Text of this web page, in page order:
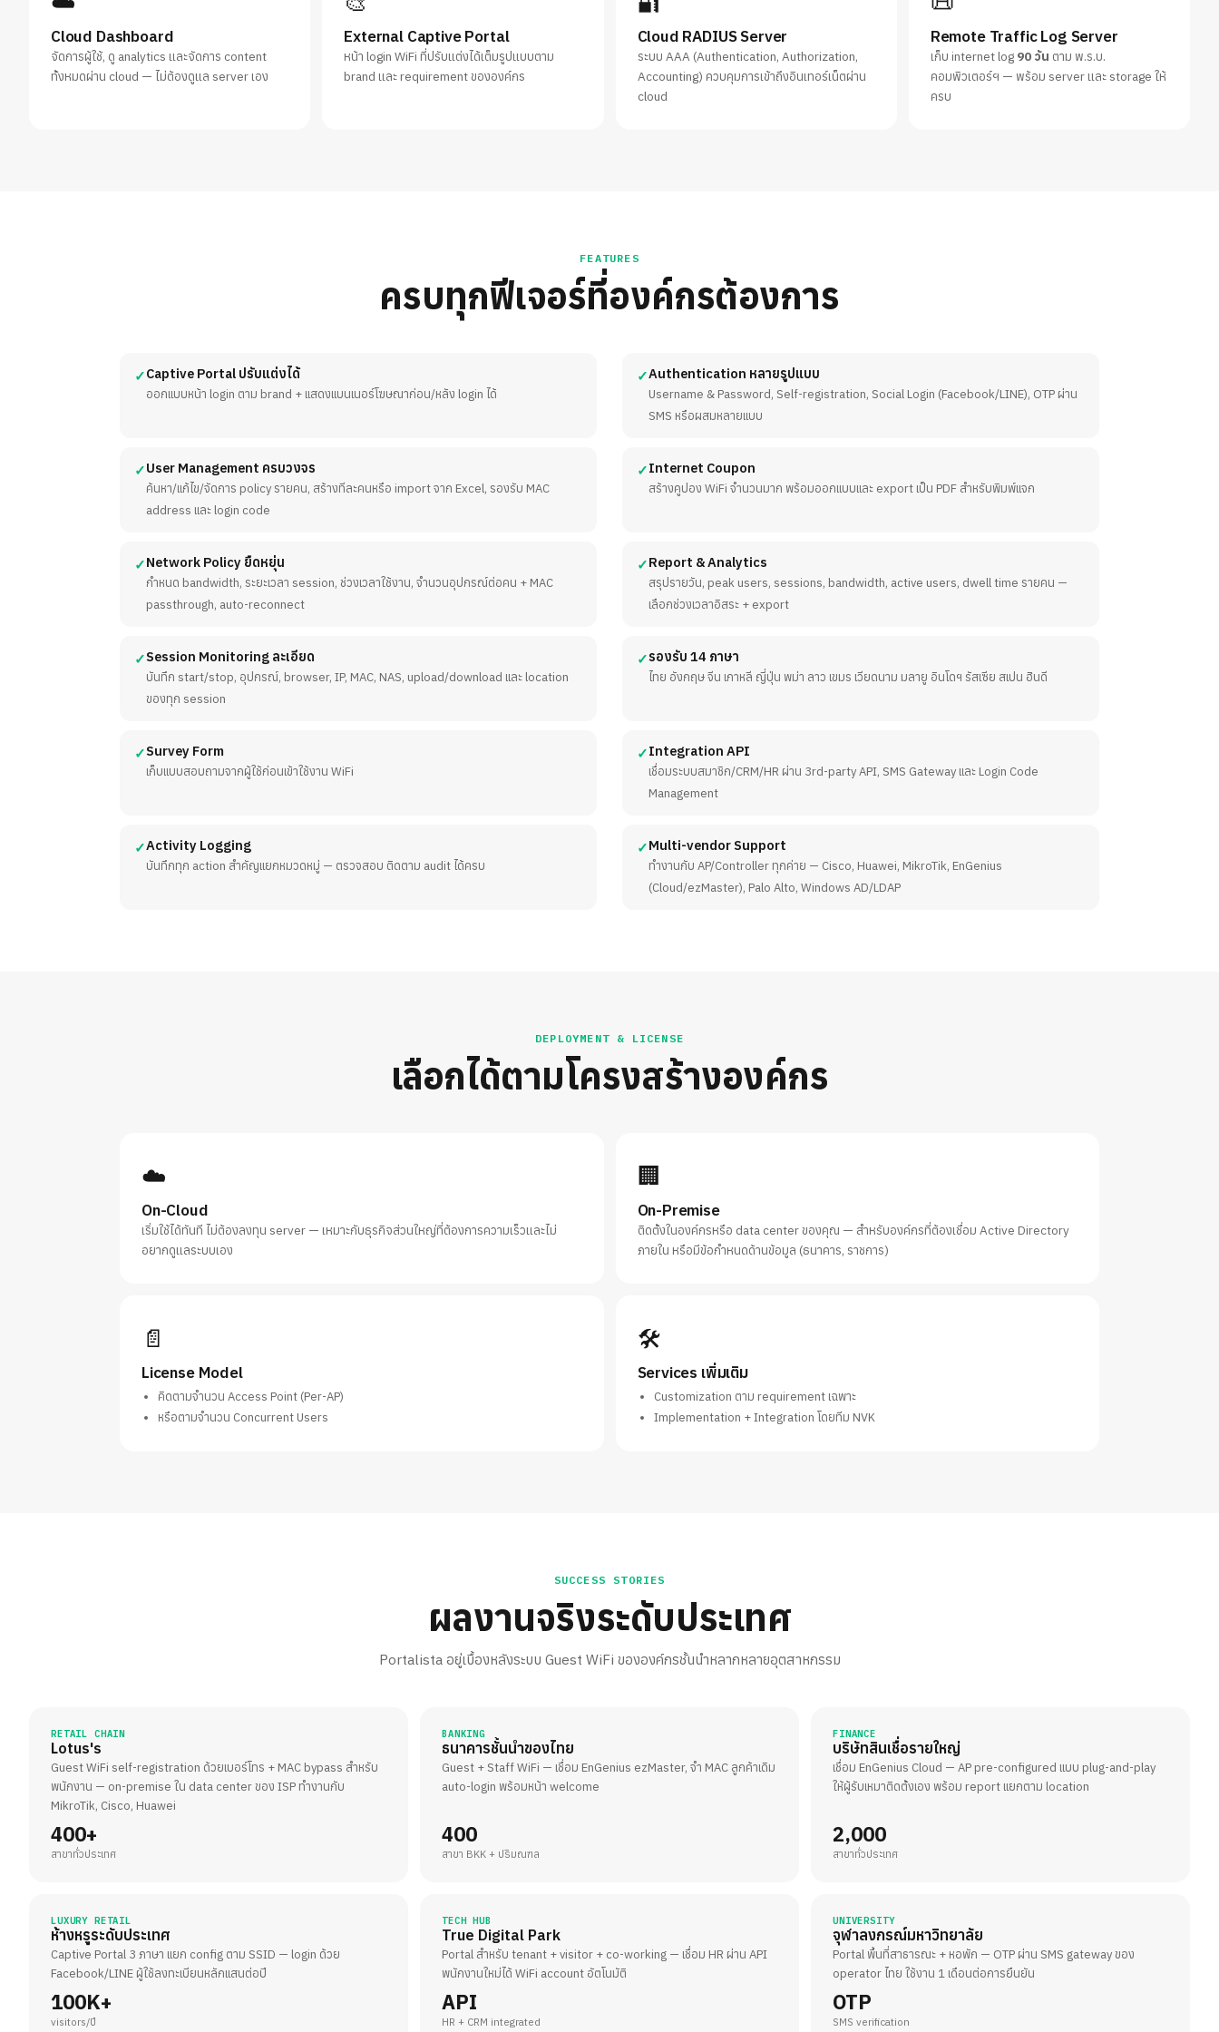
Cloud Dashboard
จัดการผู้ใช้, ดู analytics และจัดการ content
ทั้งหมดผ่าน cloud — ไม่ต้องดูแล server เอง
External Captive Portal
หน้า login WiFi ที่ปรับแต่งได้เต็มรูปแบบตาม
brand และ requirement ขององค์กร
Cloud RADIUS Server
ระบบ AAA (Authentication, Authorization,
Accounting) ควบคุมการเข้าถึงอินเทอร์เน็ตผ่าน
cloud
Remote Traffic Log Server
เก็บ internet log 90 วัน ตาม พ.ร.บ.
คอมพิวเตอร์ฯ — พร้อม server และ storage ให้
ครบ
FEATURES
ครบทุกฟีเจอร์ที่องค์กรต้องการ
✓Captive Portal ปรับแต่งได้
ออกแบบหน้า login ตาม brand + แสดงแบนเนอร์โฆษณาก่อน/หลัง login ได้
✓Authentication หลายรูปแบบ
Username & Password, Self-registration, Social Login (Facebook/LINE), OTP ผ่าน
SMS หรือผสมหลายแบบ
✓User Management ครบวงจร
ค้นหา/แก้ไข/จัดการ policy รายคน, สร้างทีละคนหรือ import จาก Excel, รองรับ MAC
address และ login code
✓Internet Coupon
สร้างคูปอง WiFi จำนวนมาก พร้อมออกแบบและ export เป็น PDF สำหรับพิมพ์แจก
✓Network Policy ยืดหยุ่น
กำหนด bandwidth, ระยะเวลา session, ช่วงเวลาใช้งาน, จำนวนอุปกรณ์ต่อคน + MAC
passthrough, auto-reconnect
✓Report & Analytics
สรุปรายวัน, peak users, sessions, bandwidth, active users, dwell time รายคน —
เลือกช่วงเวลาอิสระ + export
✓Session Monitoring ละเอียด
บันทึก start/stop, อุปกรณ์, browser, IP, MAC, NAS, upload/download และ location
ของทุก session
✓รองรับ 14 ภาษา
ไทย อังกฤษ จีน เกาหลี ญี่ปุ่น พม่า ลาว เขมร เวียดนาม มลายู อินโดฯ รัสเซีย สเปน ฮินดี
✓Survey Form
เก็บแบบสอบถามจากผู้ใช้ก่อนเข้าใช้งาน WiFi
✓Integration API
เชื่อมระบบสมาชิก/CRM/HR ผ่าน 3rd-party API, SMS Gateway และ Login Code
Management
✓Activity Logging
บันทึกทุก action สำคัญแยกหมวดหมู่ — ตรวจสอบ ติดตาม audit ได้ครบ
✓Multi-vendor Support
ทำงานกับ AP/Controller ทุกค่าย — Cisco, Huawei, MikroTik, EnGenius
(Cloud/ezMaster), Palo Alto, Windows AD/LDAP
DEPLOYMENT & LICENSE
เลือกได้ตามโครงสร้างองค์กร
☁️
On-Cloud
เริ่มใช้ได้ทันที ไม่ต้องลงทุน server — เหมาะกับธุรกิจส่วนใหญ่ที่ต้องการความเร็วและไม่
อยากดูแลระบบเอง
🏢
On-Premise
ติดตั้งในองค์กรหรือ data center ของคุณ — สำหรับองค์กรที่ต้องเชื่อม Active Directory
ภายใน หรือมีข้อกำหนดด้านข้อมูล (ธนาคาร, ราชการ)
📄
License Model
คิดตามจำนวน Access Point (Per-AP)
หรือตามจำนวน Concurrent Users
🛠
Services เพิ่มเติม
Customization ตาม requirement เฉพาะ
Implementation + Integration โดยทีม NVK
SUCCESS STORIES
ผลงานจริงระดับประเทศ
Portalista อยู่เบื้องหลังระบบ Guest WiFi ขององค์กรชั้นนำหลากหลายอุตสาหกรรม
RETAIL CHAIN
Lotus's
Guest WiFi self-registration ด้วยเบอร์โทร + MAC bypass สำหรับ
พนักงาน — on-premise ใน data center ของ ISP ทำงานกับ
MikroTik, Cisco, Huawei
400+
สาขาทั่วประเทศ
BANKING
ธนาคารชั้นนำของไทย
Guest + Staff WiFi — เชื่อม EnGenius ezMaster, จำ MAC ลูกค้าเดิม
auto-login พร้อมหน้า welcome
400
สาขา BKK + ปริมณฑล
FINANCE
บริษัทสินเชื่อรายใหญ่
เชื่อม EnGenius Cloud — AP pre-configured แบบ plug-and-play
ให้ผู้รับเหมาติดตั้งเอง พร้อม report แยกตาม location
2,000
สาขาทั่วประเทศ
LUXURY RETAIL
ห้างหรูระดับประเทศ
Captive Portal 3 ภาษา แยก config ตาม SSID — login ด้วย
Facebook/LINE ผู้ใช้ลงทะเบียนหลักแสนต่อปี
100K+
visitors/ปี
TECH HUB
True Digital Park
Portal สำหรับ tenant + visitor + co-working — เชื่อม HR ผ่าน API
พนักงานใหม่ได้ WiFi account อัตโนมัติ
API
HR + CRM integrated
UNIVERSITY
จุฬาลงกรณ์มหาวิทยาลัย
Portal พื้นที่สาธารณะ + หอพัก — OTP ผ่าน SMS gateway ของ
operator ไทย ใช้งาน 1 เดือนต่อการยืนยัน
OTP
SMS verification